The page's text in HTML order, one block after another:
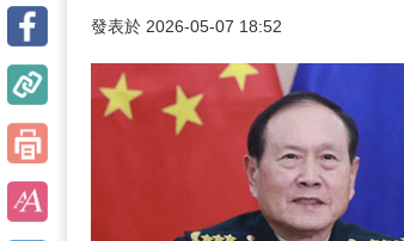
發表於 2026-05-07 18:52